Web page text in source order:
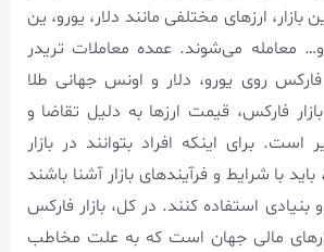
ارزهای مختلفی مانند دلار، یورو، ین
و… معامله می‌شوند. عمده معاملات تریدر
فارکس روی یورو، دلار و اونس جهانی طلا
فارکس، قیمت ارزها به دلیل تقاضا و
است. برای اینکه افراد بتوانند در بازار
با شرایط و فرآیندهای بازار آشنا باشند
بنیادی استفاده کنند. در کل، بازار فارکس
مالی جهان است که به علت مخاطب